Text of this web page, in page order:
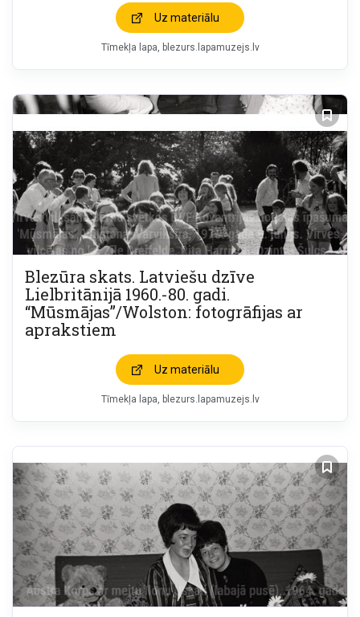
Uz materiālu
Tīmekļa lapa blezurs.lapamuzejs.lv
Blezūra skats. Latviešu dzīve
Lielbritānijā 1960.-80. gadi.
“Mūsmājas”/Wolston: fotogrāfijas ar
aprakstiem
Uz materiālu
Tīmekļa lapa blezurs.lapamuzejs.lv